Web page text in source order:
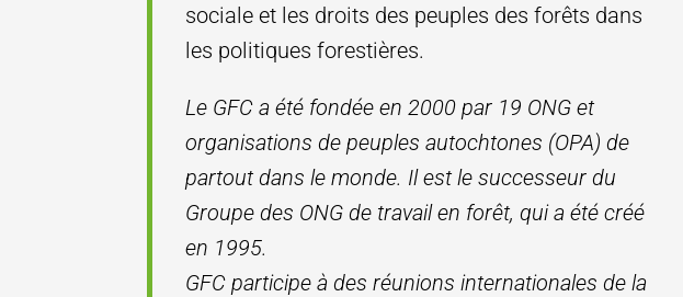
sociale et les droits des peuples des forêts dans
les politiques forestières.
Le GFC a été fondée en 2000 par 19 ONG et
organisations de peuples autochtones (OPA) de
partout dans le monde. Il est le successeur du
Groupe des ONG de travail en forêt, qui a été créé
en 1995.
GFC participe à des réunions internationales de la